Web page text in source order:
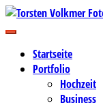
Zum
Inhalt
Torsten
Business-, Portrait-
Startseite
Portfolio
Hochzeit
Business